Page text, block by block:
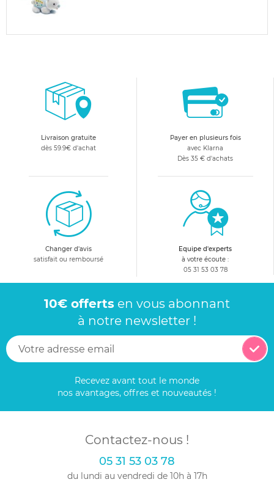
Livraison gratuite
dès 59.9€ d'achat
Payer en plusieurs fois
avec Klarna
Dès 35 € d'achats
Changer d'avis
satisfait ou remboursé
Equipe d'experts
à votre écoute :
05 31 53 03 78
10€ offerts en vous abonnant
à notre newsletter !
Recevez avant tout le monde
nos avantages, offres et nouveautés !
Contactez-nous !
05 31 53 03 78
du lundi au vendredi de 10h à 17h